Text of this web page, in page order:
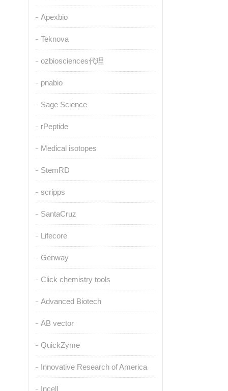
Apexbio
Teknova
ozbiosciences代理
pnabio
Sage Science
rPeptide
Medical isotopes
StemRD
scripps
SantaCruz
Lifecore
Genway
Click chemistry tools
Advanced Biotech
AB vector
QuickZyme
Innovative Research of America
Incell